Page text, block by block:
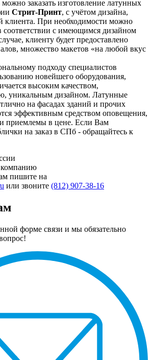
заказать изготовление латунных
Стрит-Принт, с учётом дизайна,
клиента. При необходимости можно
соответствии с имеющимся дизайном
клиенту будет предоставлено
множество макетов «на любой вкус
подходу специалистов
новейшего оборудования,
высоким качеством,
уникальным дизайном. Латунные
на фасадах зданий и прочих
эффективным средством оповещения,
приемлемы в цене. Если Вам
на заказ в СПб - обращайтесь к
компанию
пишите на
или звоните (812) 907-38-16
форме связи и мы обязательно